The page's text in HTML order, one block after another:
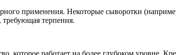
применения. Некоторые сыворотки
терпения.